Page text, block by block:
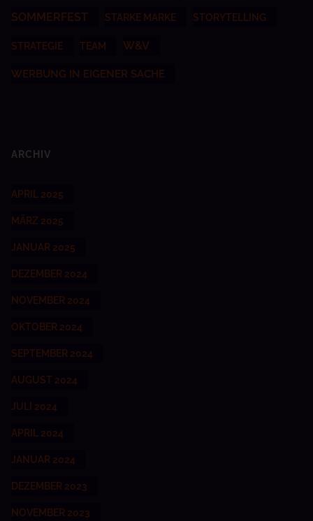
SOMMERFEST STARKE MARKE STORYTELLING
STRATEGIE TEAM W&V
WERBUNG IN EIGENER SACHE
ARCHIV
APRIL 2025
MÄRZ 2025
JANUAR 2025
DEZEMBER 2024
NOVEMBER 2024
OKTOBER 2024
SEPTEMBER 2024
AUGUST 2024
JULI 2024
APRIL 2024
JANUAR 2024
DEZEMBER 2023
NOVEMBER 2023